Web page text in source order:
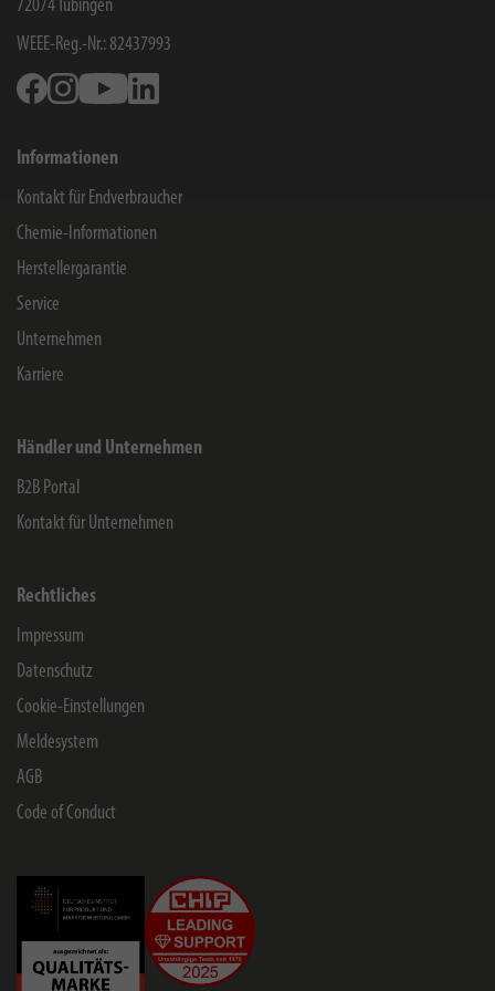
72074 Tübingen
WEEE-Reg.-Nr.: 82437993
FacebookInstagramYoutube
Informationen
Kontakt für Endverbraucher
Chemie-Informationen
Herstellergarantie
Service
Unternehmen
Karriere
Händler und Unternehmen
B2B Portal
Kontakt für Unternehmen
Rechtliches
Impressum
Datenschutz
Cookie-Einstellungen
Meldesystem
AGB
Code of Conduct